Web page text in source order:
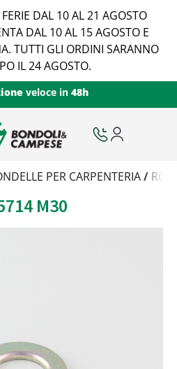
DAL 10 AL 21 AGOSTO
DAL 10 AL 15 AGOSTO E
TUTTI GLI ORDINI SARANNO
IL 24 AGOSTO.
veloce in 48h
PER CARPENTERIA/
M30